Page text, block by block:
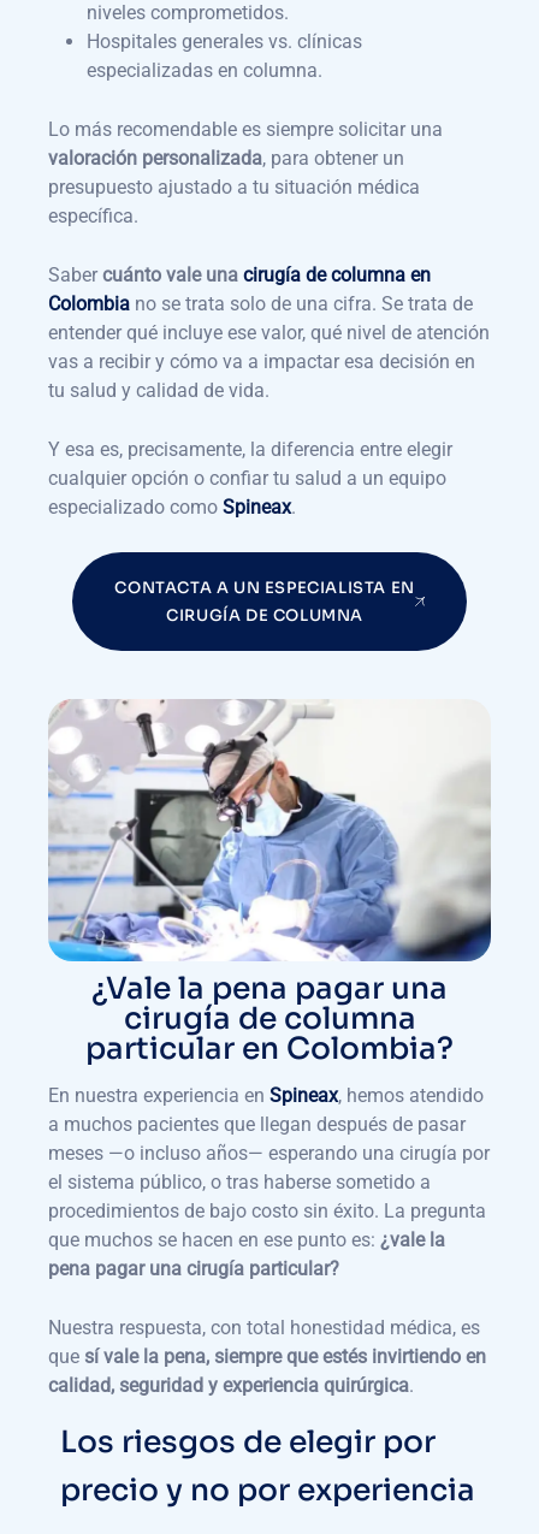
niveles comprometidos.
Hospitales generales vs. clínicas
especializadas en columna.
Lo más recomendable es siempre solicitar una
valoración personalizada, para obtener un
presupuesto ajustado a tu situación médica
específica.
Saber cuánto vale una cirugía de columna en
Colombia no se trata solo de una cifra. Se trata de
entender qué incluye ese valor, qué nivel de atención
vas a recibir y cómo va a impactar esa decisión en
tu salud y calidad de vida.
Y esa es, precisamente, la diferencia entre elegir
cualquier opción o confiar tu salud a un equipo
especializado como Spineax.
CONTACTA A UN ESPECIALISTA EN
CIRUGÍA DE COLUMNA
¿Vale la pena pagar una
cirugía de columna
particular en Colombia?
En nuestra experiencia en Spineax, hemos atendido
a muchos pacientes que llegan después de pasar
meses —o incluso años— esperando una cirugía por
el sistema público, o tras haberse sometido a
procedimientos de bajo costo sin éxito. La pregunta
que muchos se hacen en ese punto es: ¿vale la
pena pagar una cirugía particular?
Nuestra respuesta, con total honestidad médica, es
que sí vale la pena, siempre que estés invirtiendo en
calidad, seguridad y experiencia quirúrgica.
Los riesgos de elegir por
precio y no por experiencia